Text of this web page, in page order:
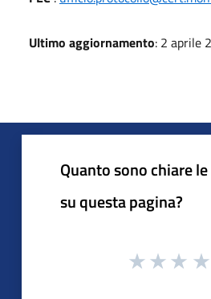
Ultimo aggiornamento: 2 aprile
Quanto sono chiare
su questa pagina?